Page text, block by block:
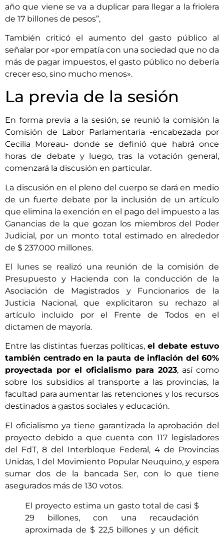
año que viene se va a duplicar para llegar a la friolera
de 17 billones de pesos”,
También criticó el aumento del gasto público al
señalar por «por empatía con una sociedad que no da
más de pagar impuestos, el gasto público no debería
crecer eso, sino mucho menos».
La previa de la sesión
En forma previa a la sesión, se reunió la comisión la
Comisión de Labor Parlamentaria -encabezada por
Cecilia Moreau- donde se definió que habrá once
horas de debate y luego, tras la votación general,
comenzará la discusión en particular.
La discusión en el pleno del cuerpo se dará en medio
de un fuerte debate por la inclusión de un artículo
que elimina la exención en el pago del impuesto a las
Ganancias de la que gozan los miembros del Poder
Judicial, por un monto total estimado en alrededor
de $ 237.000 millones.
El lunes se realizó una reunión de la comisión de
Presupuesto y Hacienda con la conducción de la
Asociación de Magistrados y Funcionarios de la
Justicia Nacional, que explicitaron su rechazo al
artículo incluido por el Frente de Todos en el
dictamen de mayoría.
Entre las distintas fuerzas políticas,el debate estuvo
también centrado en la pauta de inflación del 60%
proyectada por el oficialismo para 2023, así como
sobre los subsidios al transporte a las provincias, la
facultad para aumentar las retenciones y los recursos
destinados a gastos sociales y educación.
El oficialismo ya tiene garantizada la aprobación del
proyecto debido a que cuenta con 117 legisladores
del FdT, 8 del Interbloque Federal, 4 de Provincias
Unidas, 1 del Movimiento Popular Neuquino, y espera
sumar dos de la bancada Ser, con lo que tiene
asegurados más de 130 votos.
El proyecto estima un gasto total de casi $
29 billones, con una recaudación
aproximada de $ 22,5 billones y un déficit